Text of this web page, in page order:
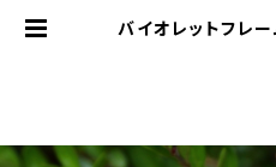
バイオレットフレ